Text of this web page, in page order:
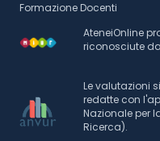
Formazione Docenti
AteneiOnline
riconosciute
Le valutazioni
redatte con
Nazionale per
Ricerca).